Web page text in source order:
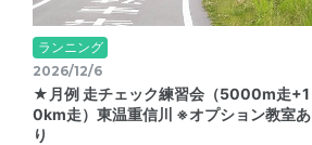
ランニング
2026/12/6
★月例 走チェック練習会（5000m走+1
0km走）東温重信川 ※オプション教室あ
り